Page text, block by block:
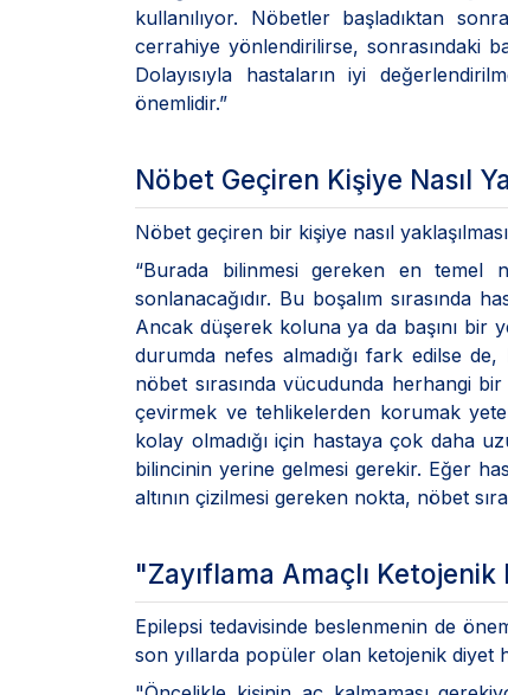
kullanılıyor. Nöbetler başladıktan
cerrahiye yönlendirilirse, sonrasındaki
Dolayısıyla hastaların iyi
önemlidir.”
Nöbet Geçiren Kişiye Nasıl
Nöbet geçiren bir kişiye nasıl
“Burada bilinmesi gereken en
sonlanacağıdır. Bu boşalım sırasında
Ancak düşerek koluna ya da başını bir
durumda nefes almadığı fark edilse
nöbet sırasında vücudunda herhangi
çevirmek ve tehlikelerden korumak
kolay olmadığı için hastaya çok daha
bilincinin yerine gelmesi gerekir. Eğer
altının çizilmesi gereken nokta, nöbet
"Zayıflama Amaçlı
Epilepsi tedavisinde beslenmenin de
son yıllarda popüler olan ketojenik diyet